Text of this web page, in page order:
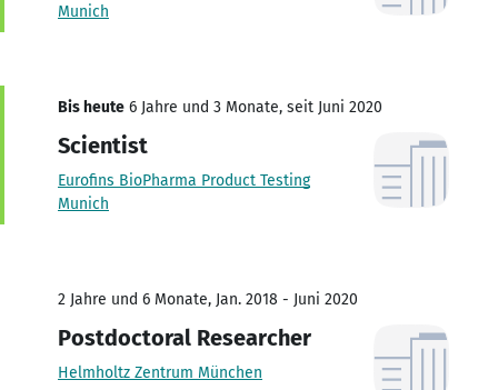
Munich
Bis heute 6 Jahre und 3 Monate, seit Juni 2020
Scientist
Eurofins BioPharma Product Testing
Munich
2 Jahre und 6 Monate, Jan. 2018 - Juni 2020
Postdoctoral Researcher
Helmholtz Zentrum München